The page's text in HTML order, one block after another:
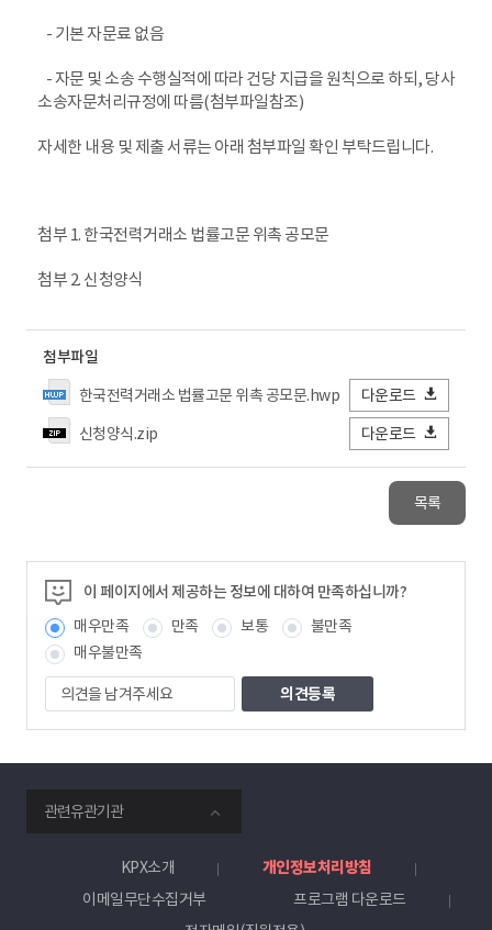
- 기본 자문료 없음
- 자문 및 소송 수행실적에 따라 건당 지급을 원칙으로 하되, 당사
소송자문처리규정에 따름(첨부파일참조)
자세한 내용 및 제출 서류는 아래 첨부파일 확인 부탁드립니다.
첨부 1. 한국전력거래소 법률고문 위촉 공모문
첨부 2. 신청양식
첨부파일
한국전력거래소 법률고문 위촉 공모문.hwp
다운로드
신청양식.zip
다운로드
목록
이 페이지에서 제공하는 정보에 대하여 만족하십니까?
매우만족
만족 보통
불만족
매우불만족
의
견
을
겨
주
세
요
관련유관기관
KPX소개
개인정보처리방침
이메일무단수집거부
프로그램 다운로드